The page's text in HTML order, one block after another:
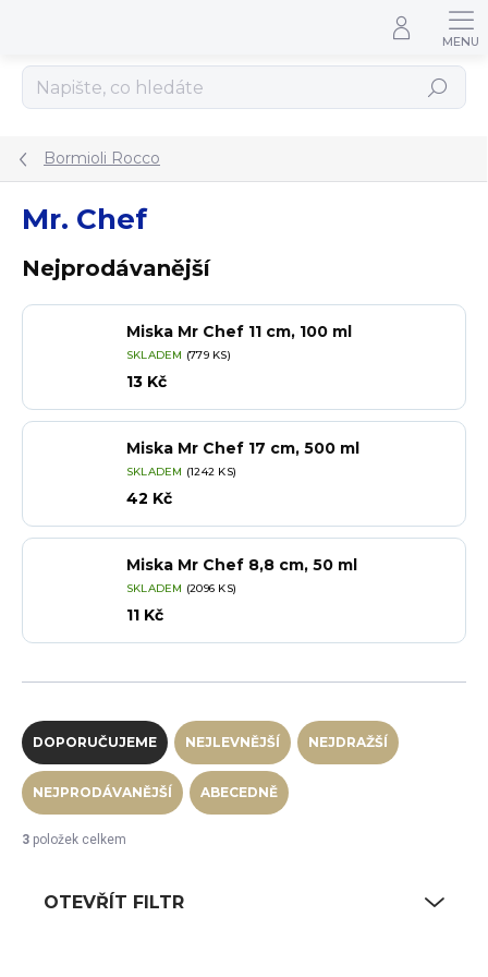
Hledat
Bormioli Rocco
Mr. Chef
Nejprodávanější
Miska Mr Chef 11 cm, 100 ml
SKLADEM (779 KS)
13 Kč
Miska Mr Chef 17 cm, 500 ml
SKLADEM (1242 KS)
42 Kč
Miska Mr Chef 8,8 cm, 50 ml
SKLADEM (2096 KS)
11 Kč
Řazení produktů
DOPORUČUJEME NEJLEVNĚJŠÍ NEJDRAŽŠÍ
NEJPRODÁVANĚJŠÍ ABECEDNĚ
3 položek celkem
OTEVŘÍT FILTR